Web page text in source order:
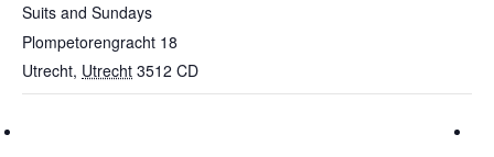
Suits and Sundays
Plompetorengracht 18
Utrecht, Utrecht 3512 CD